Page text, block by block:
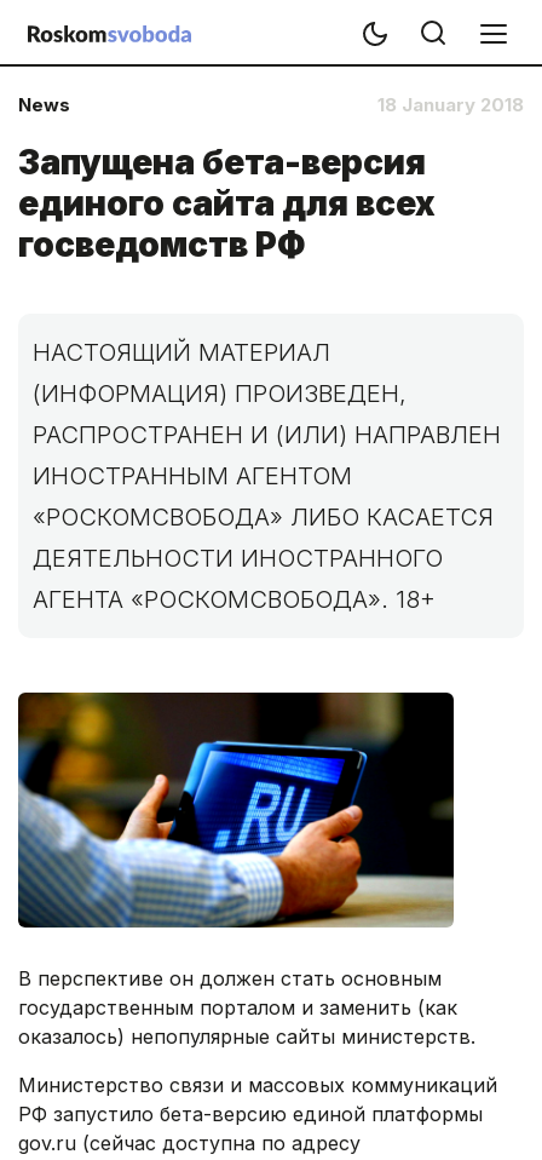
News 18 January 2018
Запущена бета-версия
единого сайта для всех
госведомств РФ
НАСТОЯЩИЙ МАТЕРИАЛ
(ИНФОРМАЦИЯ) ПРОИЗВЕДЕН,
РАСПРОСТРАНЕН И (ИЛИ) НАПРАВЛЕН
ИНОСТРАННЫМ АГЕНТОМ
«РОСКОМСВОБОДА» ЛИБО КАСАЕТСЯ
ДЕЯТЕЛЬНОСТИ ИНОСТРАННОГО
АГЕНТА «РОСКОМСВОБОДА». 18+
В перспективе он должен стать основным
государственным порталом и заменить (как
оказалось) непопулярные сайты министерств.
Министерство связи и массовых коммуникаций
РФ запустило бета-версию единой платформы
gov.ru (сейчас доступна по адресу